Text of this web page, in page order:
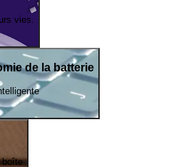
vies.
de la batterie
boîte